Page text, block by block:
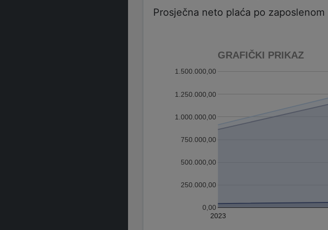
Prosječna neto plaća po zaposlenom
GRAFIČKI PRIKAZ
2023
0,00
250.000,00
500.000,00
750.000,00
1.000.000,00
1.250.000,00
1.500.000,00